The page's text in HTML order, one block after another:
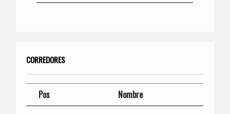
CORREDORES
Pos Nombre